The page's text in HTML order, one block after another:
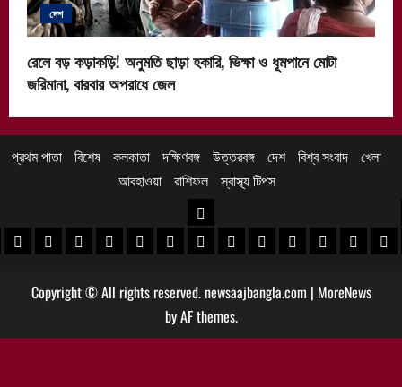
দেশ
রেলে বড় কড়াকড়ি! অনুমতি ছাড়া হকারি, ভিক্ষা ও ধূমপানে মোটা
জরিমানা, বারবার অপরাধে জেল
প্রথম পাতা বিশেষ কলকাতা দক্ষিণবঙ্গ উত্তরবঙ্গ দেশ বিশ্ব সংবাদ খেলা
আবহাওয়া
রাশিফল স্বাস্থ্য টিপস
খবর
খবর
পুরুলিয়া খবর
বাঁকুড়া খবরপশ্চিম বর্ধমান খবর
পূর্ব বর্ধমান খবর
বীরভূম খবরমুর্শিদাবাদ খবর
উত্তরবঙ্গ
কোচবিহার নিউজ
আলিপুরদুয়ার খবর
জলপাইগুড়ি খবর
শিলিগুড়ি খবর
উত্তরদক্ষিণ
Copyright © All rights reserved. newsaajbangla.com | MoreNews
by AF themes.